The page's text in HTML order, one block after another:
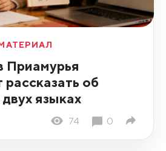
Приамурья
об
языках
74 0